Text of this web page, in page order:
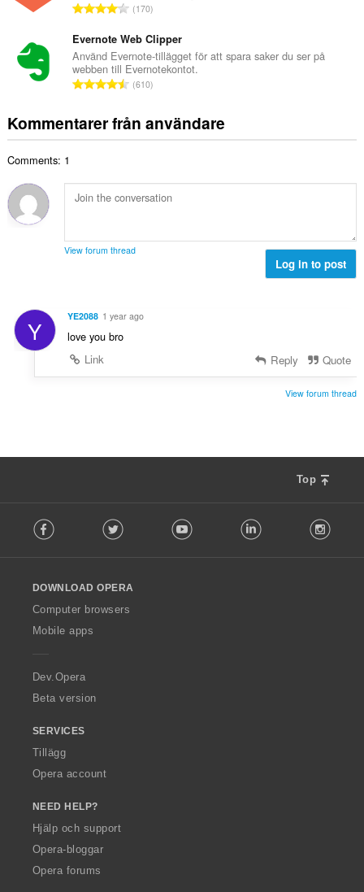
y
:b
e
t
y
:
t
n
t
a
e
t
:
T
t
a
l
t
n
t
b
e
g
170
Evernote Web Clipper
Använd Evernote-tillägget för att spara saker du ser på
webben till Evernotekontot.
T
t
a
a
n
l
y
g
610
Kommentarer från användare
Comments: 1
View forum thread
Log in to post
Y YE2088 1 year ago
love you bro
Link
Reply Quote
View forum thread
Top
o
w
O
p
a
Facebook Twitter Youtube LinkedIn
DOWNLOAD OPERA
Computer browsers
Mobile apps
Dev.Opera
Beta version
SERVICES
Tillägg
Opera account
NEED HELP?
Hjälp och support
Opera-bloggar
Opera forums